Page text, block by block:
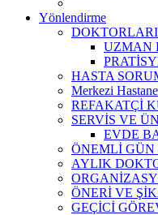
Yönlendirme
UZMAN
HASTA
Merkezi
REFAKATÇİ
SERVİS VE
EVDE
ÖNEMLİ
AYLIK
ÖNERİ VE
GEÇİCİ